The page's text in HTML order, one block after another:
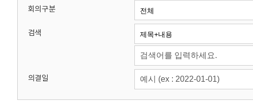
회의구분
검색
의결일